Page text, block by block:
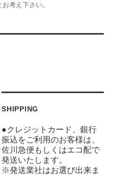
考え下さい。
SHIPPING
●クレジットカード、銀行
振込をご利用のお客様は、
佐川急便もしくはエコ配で
発送いたします。
※発送業社はお選び出来ま